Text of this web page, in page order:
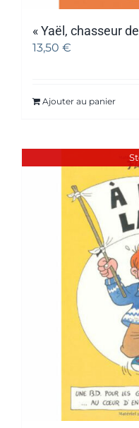
« Yaël, chasseur
13,50 €
Ajouter au panier